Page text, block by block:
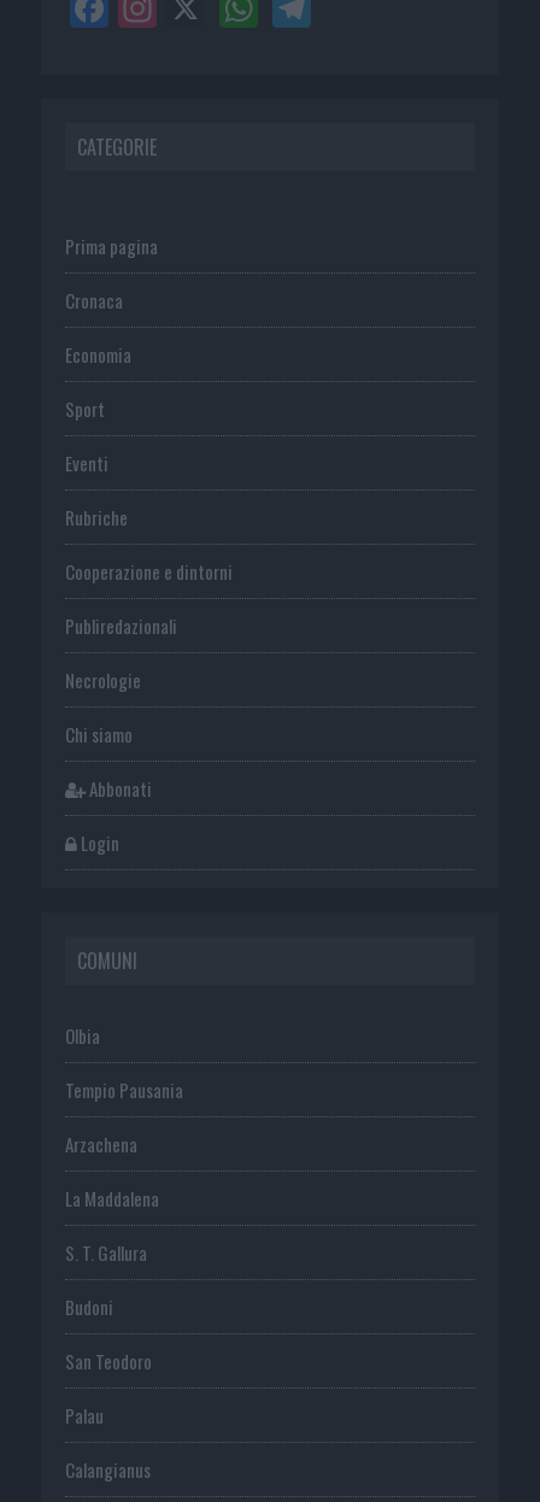
CATEGORIE
Prima pagina
Cronaca
Economia
Sport
Eventi
Rubriche
Cooperazione e dintorni
Publiredazionali
Necrologie
Chi siamo
Abbonati
Login
COMUNI
Olbia
Tempio Pausania
Arzachena
La Maddalena
S. T. Gallura
Budoni
San Teodoro
Palau
Calangianus